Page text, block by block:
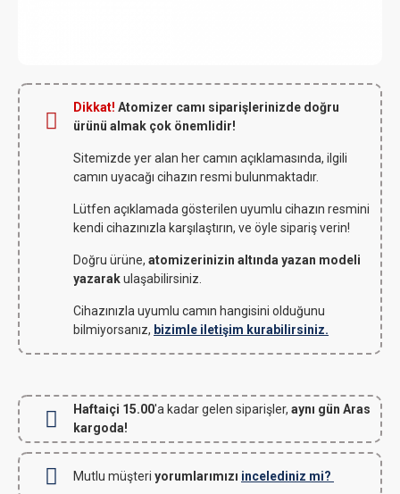
Dikkat! Atomizer camı siparişlerinizde doğru
ürünü almak çok önemlidir!
Sitemizde yer alan her camın açıklamasında, ilgili
camın uyacağı cihazın resmi bulunmaktadır.
Lütfen açıklamada gösterilen uyumlu cihazın resmini
kendi cihazınızla karşılaştırın, ve öyle sipariş verin!
Doğru ürüne, atomizerinizin altında yazan modeli
yazarakulaşabilirsiniz.
Cihazınızla uyumlu camın hangisini olduğunu
bilmiyorsanız, bizimle iletişim kurabilirsiniz.
Haftaiçi 15.00'a kadar gelen siparişler, aynı gün Aras
kargoda!
Mutlu müşteri yorumlarımızı incelediniz mi?